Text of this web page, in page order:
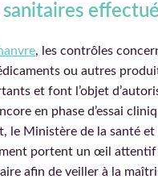
sanitaires
, les contrôles
ou autres
et font l’objet
en phase d’essai
le Ministère de la santé et
portent un œil attentif
afin de veiller à la